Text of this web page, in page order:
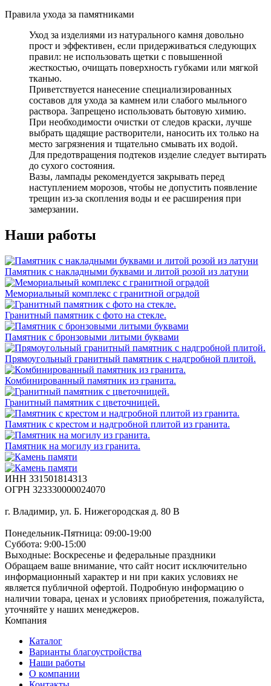
Правила ухода за памятниками
Уход за изделиями из натурального камня довольно
прост и эффективен, если придерживаться следующих
правил: не использовать щетки с повышенной
жесткостью, очищать поверхность губками или мягкой
тканью.
Приветствуется нанесение специализированных
составов для ухода за камнем или слабого мыльного
раствора. Запрещено использовать бытовую химию.
При необходимости очистки от следов краски, лучше
выбрать щадящие растворители, наносить их только на
место загрязнения и тщательно смывать их водой.
Для предотвращения подтеков изделие следует вытирать
до сухого состояния.
Вазы, лампады рекомендуется закрывать перед
наступлением морозов, чтобы не допустить появление
трещин из-за скопления воды и ее расширения при
замерзании.
Наши работы
Памятник с накладными буквами и литой розой из латуни
Мемориальный комплекс с гранитной оградой
Гранитный памятник с фото на стекле.
Памятник с бронзовыми литыми буквами
Прямоугольный гранитный памятник с надгробной плитой.
Комбинированный памятник из гранита.
Гранитный памятник с цветочницей.
Памятник с крестом и надгробной плитой из гранита.
Памятник на могилу из гранита.
ИНН 331501814313
ОГРН 323330000024070
г. Владимир, ул. Б. Нижегородская д. 80 В
Понедельник-Пятница: 09:00-19:00
Суббота: 9:00-15:00
Выходные: Воскресенье и федеральные праздники
Обращаем ваше внимание, что сайт носит исключительно
информационный характер и ни при каких условиях не
является публичной офертой. Подробную информацию о
наличии товара, ценах и условиях приобретения, пожалуйста,
уточняйте у наших менеджеров.
Компания
Каталог
Варианты благоустройства
Наши работы
О компании